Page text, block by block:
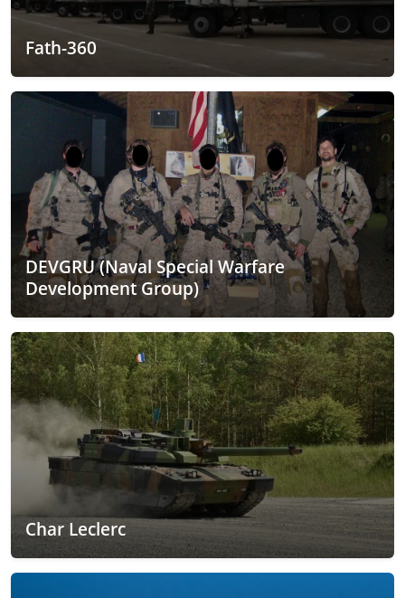
Fath-360
DEVGRU (Naval Special Warfare
Development Group)
Char Leclerc